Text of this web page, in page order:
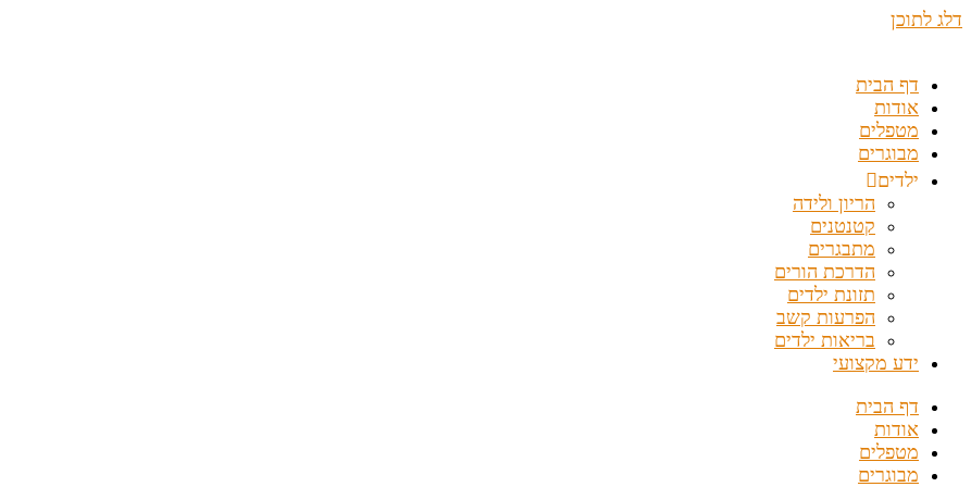
דלג לתוכן
דף הבית
אודות
מטפלים
מבוגרים
ילדים
הריון ולידה
קטנטנים
מתבגרים
הדרכת הורים
תזונת ילדים
הפרעות קשב
בריאות ילדים
ידע מקצועי
דף הבית
אודות
מטפלים
מבוגרים